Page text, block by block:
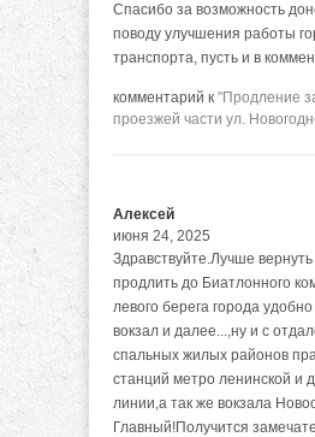
Спасибо за возможность
поводу улучшения работы
транспорта, пусть и в
комментарий к "Продление
проезжей части ул.
Алексей
июня 24, 2025
Здравствуйте.Лучше
продлить до Биатлонного
левого берега города
вокзал и далее...,ну и с
спальных жилых районов
станций метро ленинской и
линии,а так же вокзала
Главный!Получится